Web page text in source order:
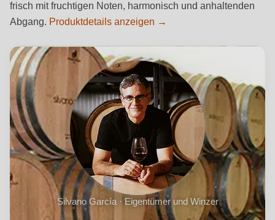
frisch mit fruchtigen Noten, harmonisch und anhaltenden
Abgang. Produktdetails anzeigen →
Silvano García · Eigentümer und Winzer